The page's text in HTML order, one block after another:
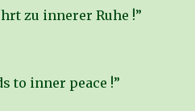
zu innerer Ruhe !”
to inner peace !”